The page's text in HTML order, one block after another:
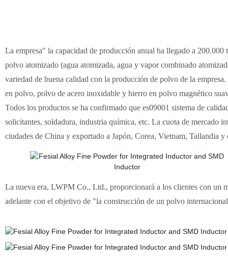
La empresa" la capacidad de producción anual ha llegado a
polvo atomizado (agua atomizada, agua y vapor combinado
variedad de buena calidad con la producción de polvo de la
en polvo, polvo de acero inoxidable y hierro en polvo magnético
Todos los productos se ha confirmado que es09001 sistema de
solicitantes, soldadura, industria química, etc. La cuota de mercado
ciudades de China y exportado a Japón, Corea, Vietnam, Tailandia y
La nueva era, LWPM Co., Ltd., proporcionará a los clientes con un
adelante con el objetivo de "la construcción de un polvo